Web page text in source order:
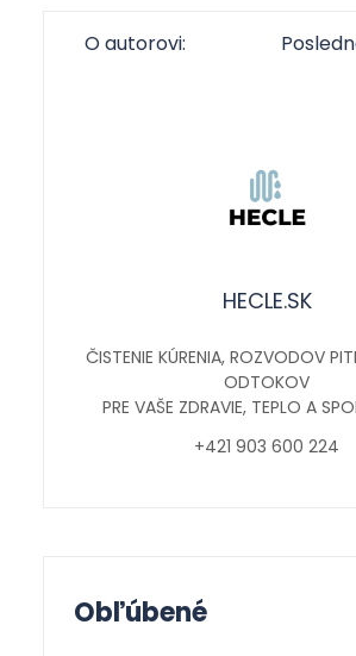
O autorovi:
HECLE.SK
ČISTENIE KÚRENIA, ROZVODOV
ODTOKOV
PRE VAŠE ZDRAVIE, TEPLO A
+421 903 600 224
Obľúbené